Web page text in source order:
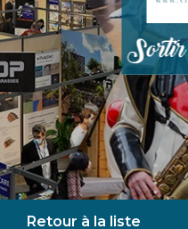
Retour à la liste